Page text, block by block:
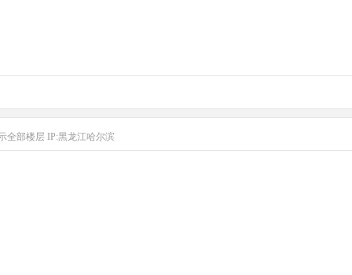
全部楼层 IP:黑龙江哈尔滨